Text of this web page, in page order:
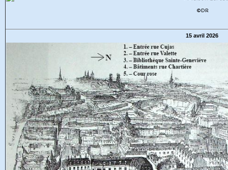
©DR
15 avril 2026